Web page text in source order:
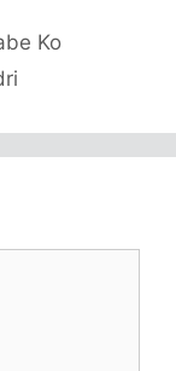
Ko